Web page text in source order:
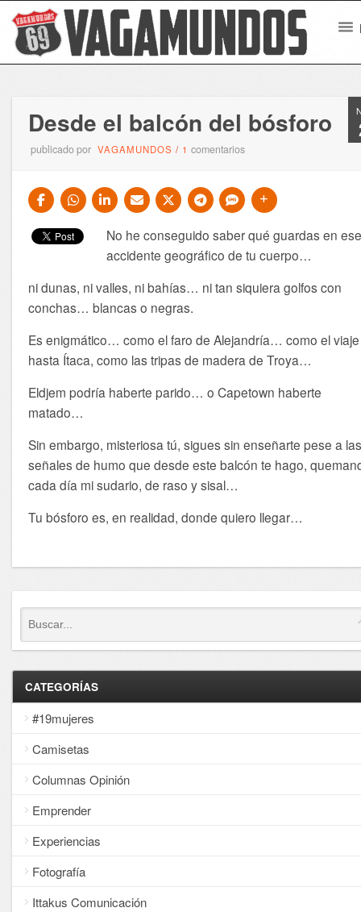
Desde el balcón del bósforo
publicado por VAGAMUNDOS / 1comentarios
No he conseguido saber qué guardas en
accidente geográfico de tu cuerpo…
ni dunas, ni valles, ni bahías… ni tan siquiera golfos con
conchas… blancas o negras.
Es enigmático… como el faro de Alejandría… como el viaje
hasta Ítaca, como las tripas de madera de Troya…
Eldjem podría haberte parido… o Capetown haberte
matado…
Sin embargo, misteriosa tú, sigues sin enseñarte pese a
señales de humo que desde este balcón te hago,
cada día mi sudario, de raso y sisal…
Tu bósforo es, en realidad, donde quiero llegar…
CATEGORÍAS
#19mujeres
Camisetas
Columnas Opinión
Emprender
Experiencias
Fotografía
Ittakus Comunicación